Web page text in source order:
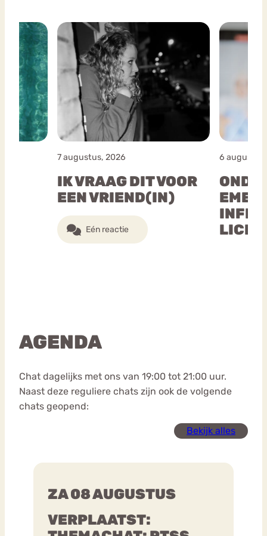
7 augustus, 2026
IK VRAAG DIT VOOR
EEN VRIEND(IN)
Eén reactie
6
AGENDA
Chat dagelijks met ons van 19:00 tot 21:00 uur.
Naast deze reguliere chats zijn ook de volgende
chats geopend:
Bekijk alles
ZA 08 AUGUSTUS
VERPLAATST: